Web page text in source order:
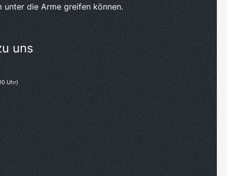
die Arme greifen können.
uns
Uhr)